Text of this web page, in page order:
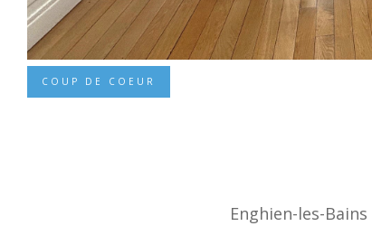
COUP DE COEUR
Enghien-les-Bains